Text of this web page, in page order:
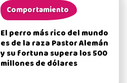
Comportamiento
El perro más rico del mundo
es de la raza Pastor Alemán
y su fortuna supera los 500
millones de dólares